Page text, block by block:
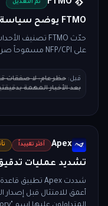
FTMO تم التعديل
FTMO يوضح سياسة التداول على الأخبار
على NFP/CPI مسموحاً صراحةً مع ضوابط أدق.
قبل: حظر عام: لا صفقات
بعد الأخبار المهمة
Apex أكثر تقييداً
تشديد عمليات
أعمق للامتثال قبل إصدار